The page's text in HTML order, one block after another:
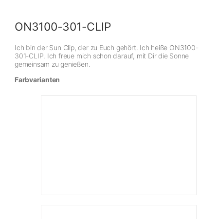
ON3100-301-CLIP
Ich bin der Sun Clip, der zu Euch gehört. Ich heiße ON3100-
301-CLIP. Ich freue mich schon darauf, mit Dir die Sonne
gemeinsam zu genießen.
Farbvarianten